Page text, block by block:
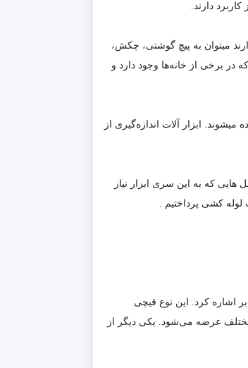
دارند.
میتوان به پیچ گوشتی، چکش،
در برخی از خانه‌ها وجود دارد و
ابزار آلات اندازه‌گیری از
که به این سری ابزار نیاز
کشی پرداختیم .
اشاره کرد. این نوع قیچی
عرضه می‌شود. یکی دیگر از